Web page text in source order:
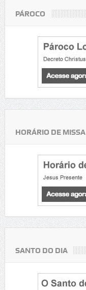
PÁROCO
HORÁRIO DE MISSA
SANTO DO DIA